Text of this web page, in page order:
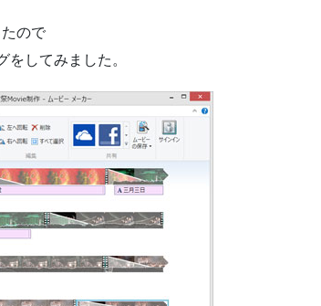
ので
をしてみました。